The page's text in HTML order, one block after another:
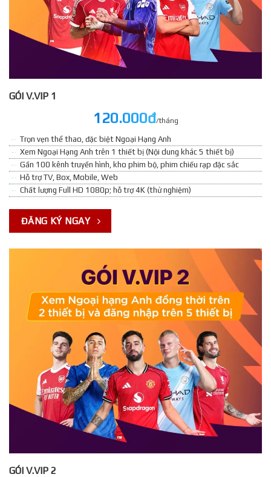
GÓI V.VIP 1
120.000đ/tháng
Trọn vẹn thể thao, đặc biệt Ngoại Hạng Anh
Xem Ngoại Hạng Anh trên 1 thiết bị (Nội dung khác 5 thiết bị)
Gần 100 kênh truyền hình, kho phim bộ, phim chiếu rạp đặc sắc
Hỗ trợ TV, Box, Mobile, Web
Chất lượng Full HD 1080p; hỗ trợ 4K (thử nghiệm)
ĐĂNG KÝ NGAY
GÓI V.VIP 2